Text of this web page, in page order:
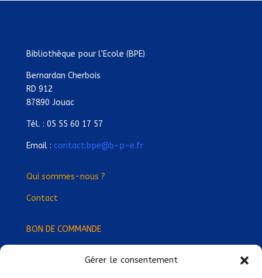
Gérer le consentement
Bibliothèque pour l’Ecole (BPE)
Bernardan Cherbois
RD 912
87890 Jouac
Tél. : 05 55 60 17 57
Email : contact.bpe@b-p-e.fr
Qui sommes-nous ?
Contact
BON DE COMMANDE
Devenez Délégué·e Régional·e !